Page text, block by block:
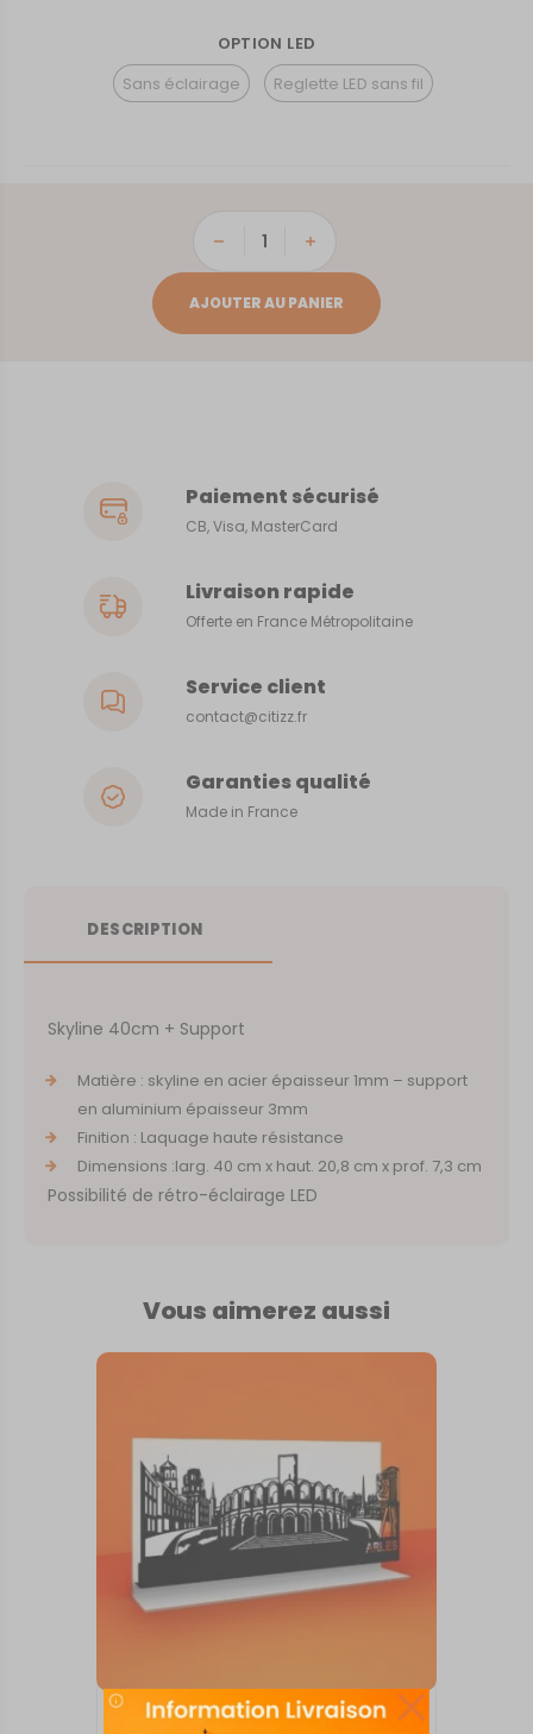
OPTION LED
Sans éclairage
Reglette LED sans fil
quantité
Fécamp
AJOUTER AU PANIER
Paiement sécurisé
CB, Visa, MasterCard
Livraison rapide
Offerte en France Métropolitaine
Service client
contact@citizz.fr
Garanties qualité
Made in France
DESCRIPTION
Skyline 40cm + Support
Matière : skyline en acier épaisseur 1mm – support
en aluminium épaisseur 3mm
Finition : Laquage haute résistance
Dimensions :larg. 40 cm x haut. 20,8 cm x prof. 7,3 cm
Possibilité de rétro-éclairage LED
Vous aimerez aussi
SKYLINE SUR SOCLE